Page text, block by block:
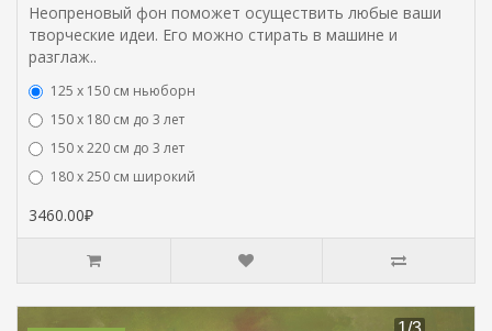
Неопреновый фон поможет осуществить любые ваши
творческие идеи. Его можно стирать в машине и
разглаж..
125 x 150 см ньюборн
150 х 180 см до 3 лет
150 х 220 см до 3 лет
180 х 250 см широкий
3460.00₽